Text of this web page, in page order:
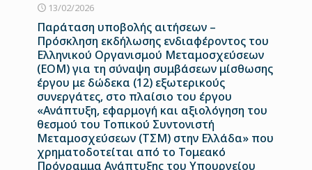
13/02/2026
Παράταση υποβολής αιτήσεων –
Πρόσκληση εκδήλωσης ενδιαφέροντος του
Ελληνικού Οργανισμού Μεταμοσχεύσεων
(ΕΟΜ) για τη σύναψη συμβάσεων μίσθωσης
έργου με δώδεκα (12) εξωτερικούς
συνεργάτες, στο πλαίσιο του έργου
«Ανάπτυξη, εφαρμογή και αξιολόγηση του
θεσμού του Τοπικού Συντονιστή
Μεταμοσχεύσεων (ΤΣΜ) στην Ελλάδα» που
χρηματοδοτείται από το Τομεακό
Πρόγραμμα Ανάπτυξης του Υπουργείου